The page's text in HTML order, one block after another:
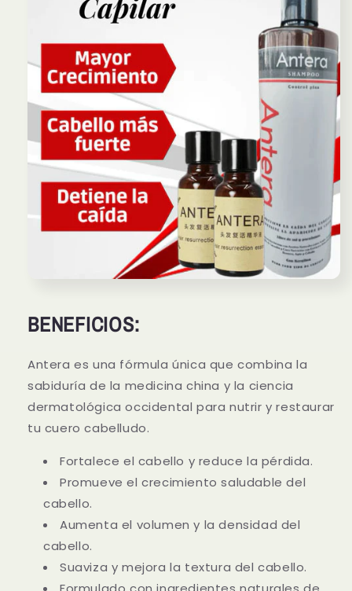
BENEFICIOS:
Antera es una fórmula única que combina la
sabiduría de la medicina china y la ciencia
dermatológica occidental para nutrir y restaurar
tu cuero cabelludo.
Fortalece el cabello y reduce la pérdida.
Promueve el crecimiento saludable del
cabello.
Aumenta el volumen y la densidad del
cabello.
Suaviza y mejora la textura del cabello.